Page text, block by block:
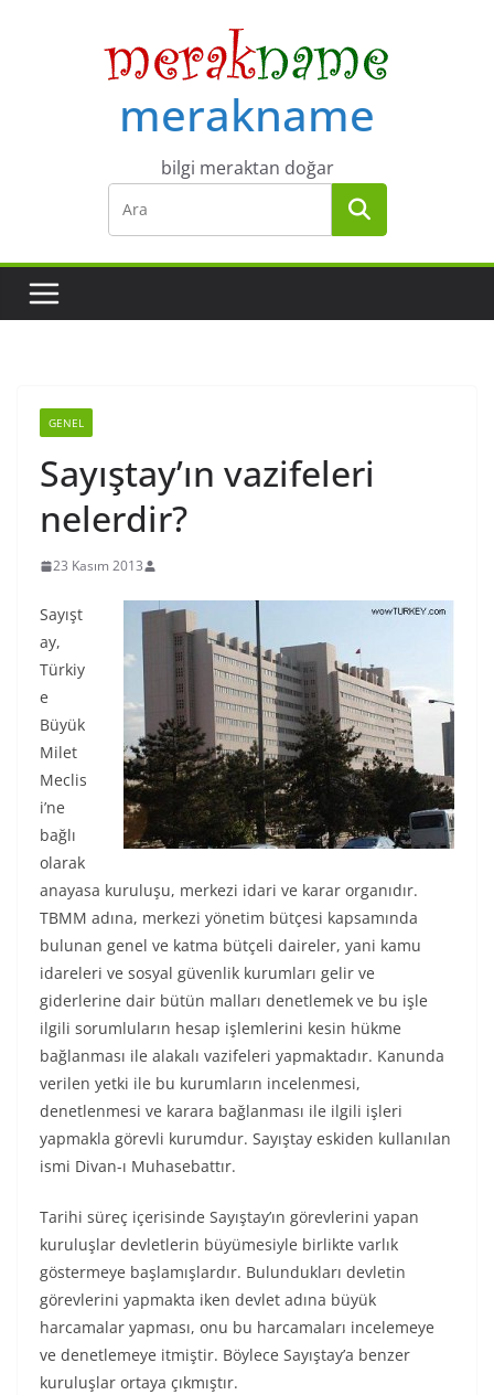
merakname
bilgi meraktan doğar
GENEL
Sayıştay’ın vazifeleri
nelerdir?
23 Kasım 2013
Sayışt
ay,
Türkiy
e
Büyük
Milet
Meclis
i’ne
bağlı
olarak
anayasa kuruluşu, merkezi idari ve karar organıdır.
TBMM adına, merkezi yönetim bütçesi kapsamında
bulunan genel ve katma bütçeli daireler, yani kamu
idareleri ve sosyal güvenlik kurumları gelir ve
giderlerine dair bütün malları denetlemek ve bu işle
ilgili sorumluların hesap işlemlerini kesin hükme
bağlanması ile alakalı vazifeleri yapmaktadır. Kanunda
verilen yetki ile bu kurumların incelenmesi,
denetlenmesi ve karara bağlanması ile ilgili işleri
yapmakla görevli kurumdur. Sayıştay eskiden kullanılan
ismi Divan-ı Muhasebattır.
Tarihi süreç içerisinde Sayıştay’ın görevlerini yapan
kuruluşlar devletlerin büyümesiyle birlikte varlık
göstermeye başlamışlardır. Bulundukları devletin
görevlerini yapmakta iken devlet adına büyük
harcamalar yapması, onu bu harcamaları incelemeye
ve denetlemeye itmiştir. Böylece Sayıştay’a benzer
kuruluşlar ortaya çıkmıştır.